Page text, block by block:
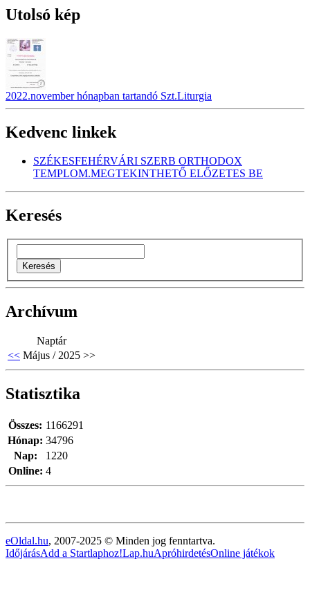
Utolsó kép
2022.november hónapban tartandó Szt.Liturgia
Kedvenc linkek
SZÉKESFEHÉRVÁRI SZERB ORTHODOX
TEMPLOM.MEGTEKINTHETŐ ELŐZETES BE
Keresés
Archívum
Naptár
<< Május / 2025 >>
Statisztika
Online: 4
Összes: 1166291
Hónap: 34796
Nap:
1220
eOldal.hu, 2007-2025 © Minden jog fenntartva.
IdőjárásAdd a Startlaphoz!Lap.huApróhirdetésOnline játékok